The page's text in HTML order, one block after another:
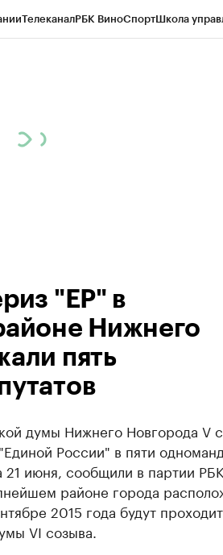
ТелеканалРБК ВиноСпортШкола
"ЕР" в
Нижнего
пять
думы Нижнего Новгорода V
России" в пяти
21 июня, сообщили в партии
районе города
2015 года будут
VI созыва.